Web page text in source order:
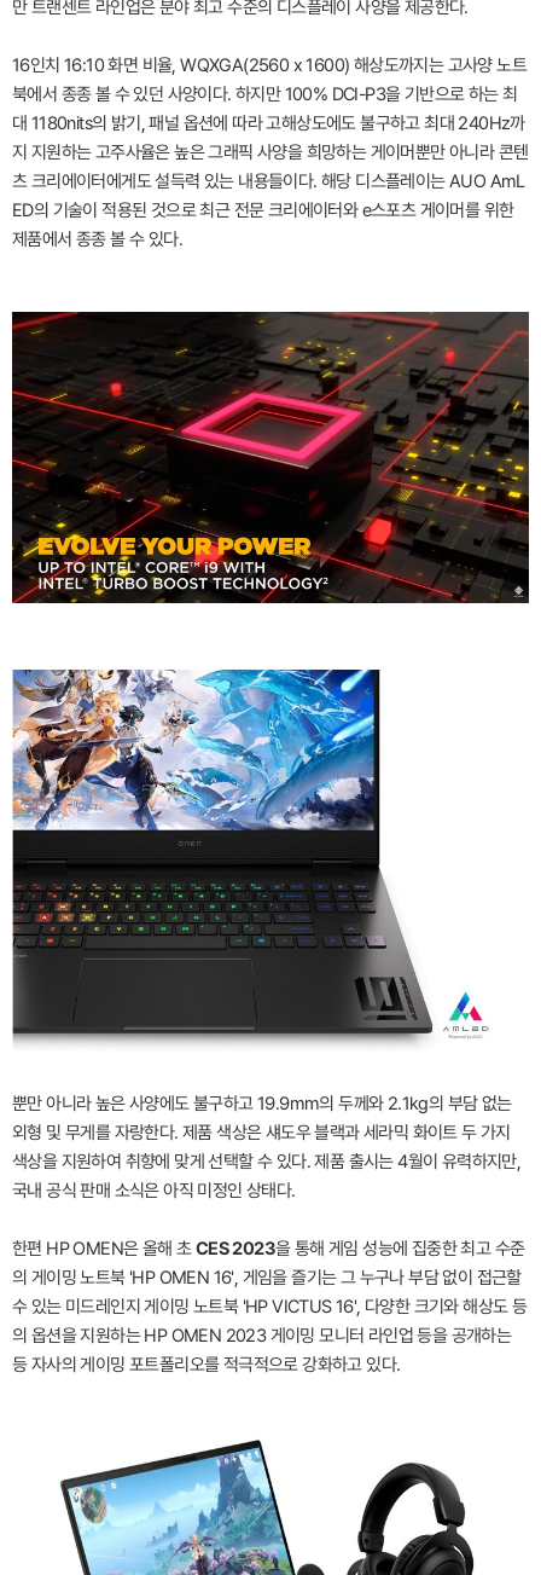
만 트랜센트 라인업은 분야 최고 수준의 디스플레이 사양을 제공한다.
16인치 16:10 화면 비율, WQXGA(2560 x 1600) 해상도까지는 고사양 노트
북에서 종종 볼 수 있던 사양이다. 하지만 100% DCI-P3을 기반으로 하는 최
대 1180nits의 밝기, 패널 옵션에 따라 고해상도에도 불구하고 최대 240Hz까
지 지원하는 고주사율은 높은 그래픽 사양을 희망하는 게이머뿐만 아니라 콘텐
츠 크리에이터에게도 설득력 있는 내용들이다. 해당 디스플레이는 AUO AmL
ED의 기술이 적용된 것으로 최근 전문 크리에이터와 e스포츠 게이머를 위한
제품에서 종종 볼 수 있다.
뿐만 아니라 높은 사양에도 불구하고 19.9mm의 두께와 2.1kg의 부담 없는
외형 및 무게를 자랑한다. 제품 색상은 섀도우 블랙과 세라믹 화이트 두 가지
색상을 지원하여 취향에 맞게 선택할 수 있다. 제품 출시는 4월이 유력하지만,
국내 공식 판매 소식은 아직 미정인 상태다.
한편 HP OMEN은 올해 초CES 2023을 통해 게임 성능에 집중한 최고 수준
의 게이밍 노트북 'HP OMEN 16', 게임을 즐기는 그 누구나 부담 없이 접근할
수 있는 미드레인지 게이밍 노트북 'HP VICTUS 16', 다양한 크기와 해상도 등
의 옵션을 지원하는 HP OMEN 2023 게이밍 모니터 라인업 등을 공개하는
등 자사의 게이밍 포트폴리오를 적극적으로 강화하고 있다.